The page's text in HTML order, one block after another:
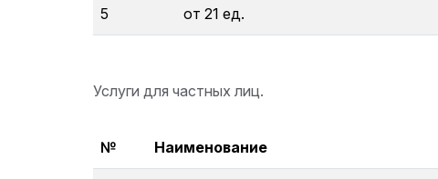
5 от 21 ед.
Услуги для частных лиц.
№ Наименование